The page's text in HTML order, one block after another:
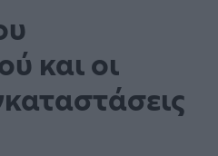
και οι